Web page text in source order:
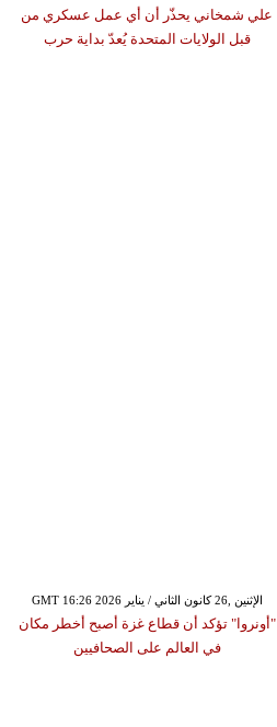
علي شمخاني يحذّر أن أي عمل عسكري من
قبل الولايات المتحدة يُعدّ بداية حرب
GMT 16:26 2026 الإثنين ,26 كانون الثاني / يناير
"أونروا" تؤكد أن قطاع غزة أصبح أخطر مكان
في العالم على الصحافيين